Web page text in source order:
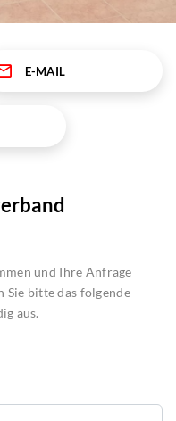
E-MAIL
und Ihre Anfrage
Sie bitte das folgende
aus.